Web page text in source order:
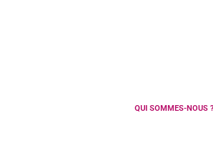
QUI SOMMES-NOUS ?